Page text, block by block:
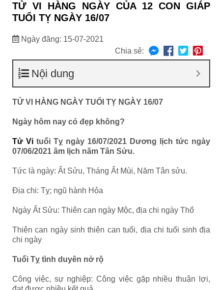
TỬ VI HÀNG NGÀY CỦA 12 CON GIÁP
TUỔI TỴ NGÀY 16/07
Ngày đăng: 15-07-2021
Chia sẻ:
Nội dung
TỬ VI HÀNG NGÀY TUỔI TỴ NGÀY 16/07
Ngày hôm nay có đẹp không?
Tử Vi tuổi Tỵ ngày 16/07/2021 Dương lịch tức ngày
07/06/2021 âm lịch năm Tân Sửu.
Tức là ngày: Ất Sửu, Tháng Ất Mùi, Năm Tân sửu.
Địa chi: Tỵ; ngũ hành Hỏa
Ngày Ất Sửu: Thiên can ngày Mộc, địa chi ngày Thổ
Thiên can ngày sinh thiên can tuổi, địa chi tuổi sinh địa
chi ngày
Tuổi Tỵ tình duyên nở rộ
Công việc, sự nghiệp: Công việc gặp nhiều thuận lợi,